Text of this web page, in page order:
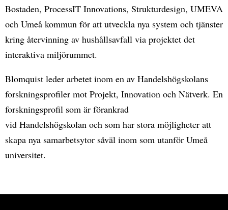
Bostaden, ProcessIT Innovations, Strukturdesign, UMEVA
och Umeå kommun för att utveckla nya system och tjänster
kring återvinning av hushållsavfall via projektet det
interaktiva miljörummet.
Blomquist leder arbetet inom en av Handelshögskolans
forskningsprofiler mot Projekt, Innovation och Nätverk. En
forskningsprofil som är förankrad
vid Handelshögskolan och som har stora möjligheter att
skapa nya samarbetsytor såväl inom som utanför Umeå
universitet.